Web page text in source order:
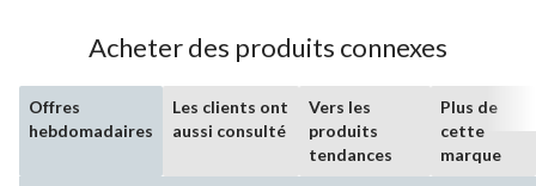
Acheter des produits connexes
Offres
hebdomadaires
Les clients ont
aussi consulté
Vers les
produits
tendances
Plus de
cette
marque